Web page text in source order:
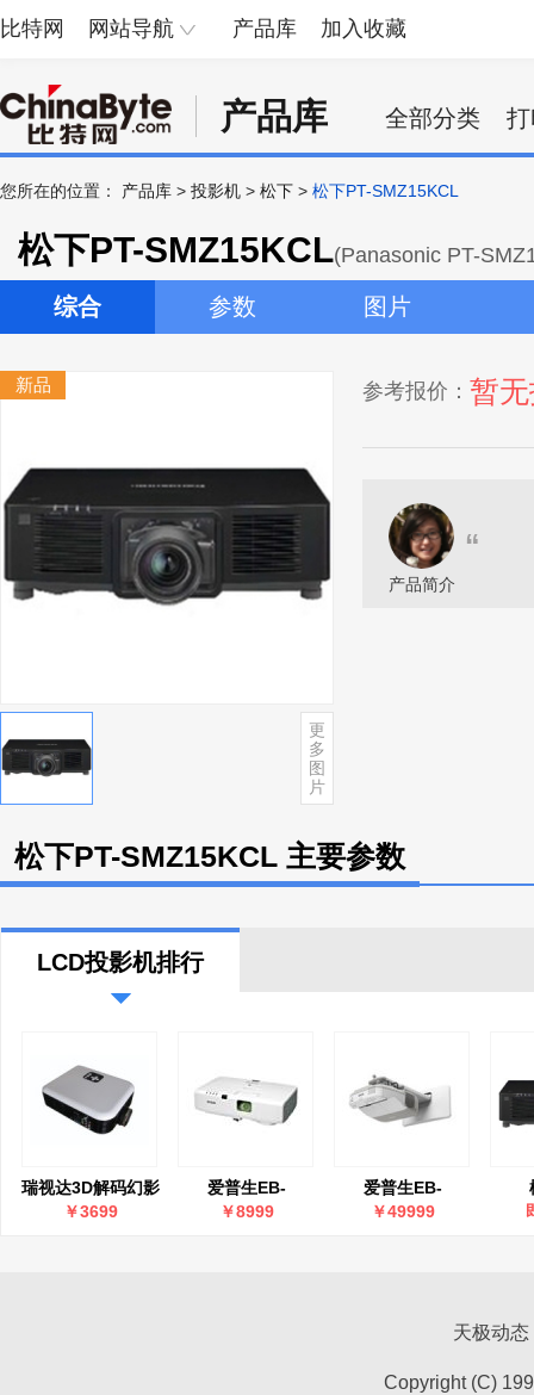
比特网 网站导航 产品库 加入收藏
产品库 全部分类
您所在的位置： 产品库 > 投影机 > 松下 > 松下PT-SMZ15KCL
松下PT-SMZ15KCL(Panasonic PT-
综合 参数 图片
新品
更
多
图
片
参考报价： 暂
产品简介
“
松下PT-SMZ15KCL 主要参数
LCD投影机排行
瑞视达3D解码幻影
HY-720P
￥3699
爱普生EB-
C1040XN
￥8999
爱普生EB-
CU610W
￥49999
天极动态
Copyright (C)